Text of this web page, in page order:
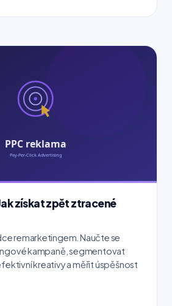
získat zpět ztracené
remarketingem. Naučte se
kampaně, segmentovat
kreativy a měřit úspěšnost